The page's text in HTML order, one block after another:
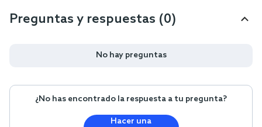
Preguntas y respuestas (0)
No hay preguntas
¿No has encontrado la respuesta a tu pregunta?
Hacer una